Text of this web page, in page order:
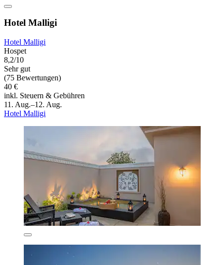
Hotel Malligi
Hotel Malligi
Hospet
8,2/10
Sehr gut
(75 Bewertungen)
40 €
inkl. Steuern & Gebühren
11. Aug.–12. Aug.
Hotel Malligi